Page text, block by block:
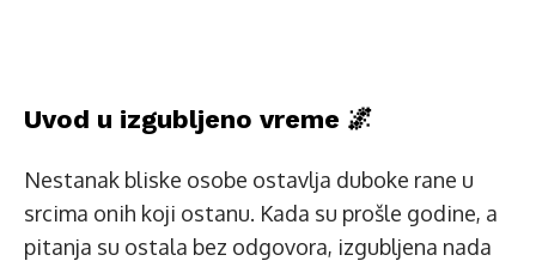
Uvod u izgubljeno vreme 🌌
Nestanak bliske osobe ostavlja duboke rane u
srcima onih koji ostanu. Kada su prošle godine, a
pitanja su ostala bez odgovora, izgubljena nada